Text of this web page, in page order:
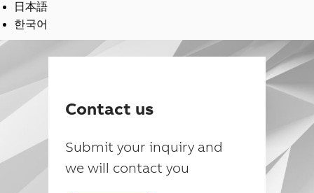
日本語
한국어
Contact us
Submit your inquiry and
we will contact you